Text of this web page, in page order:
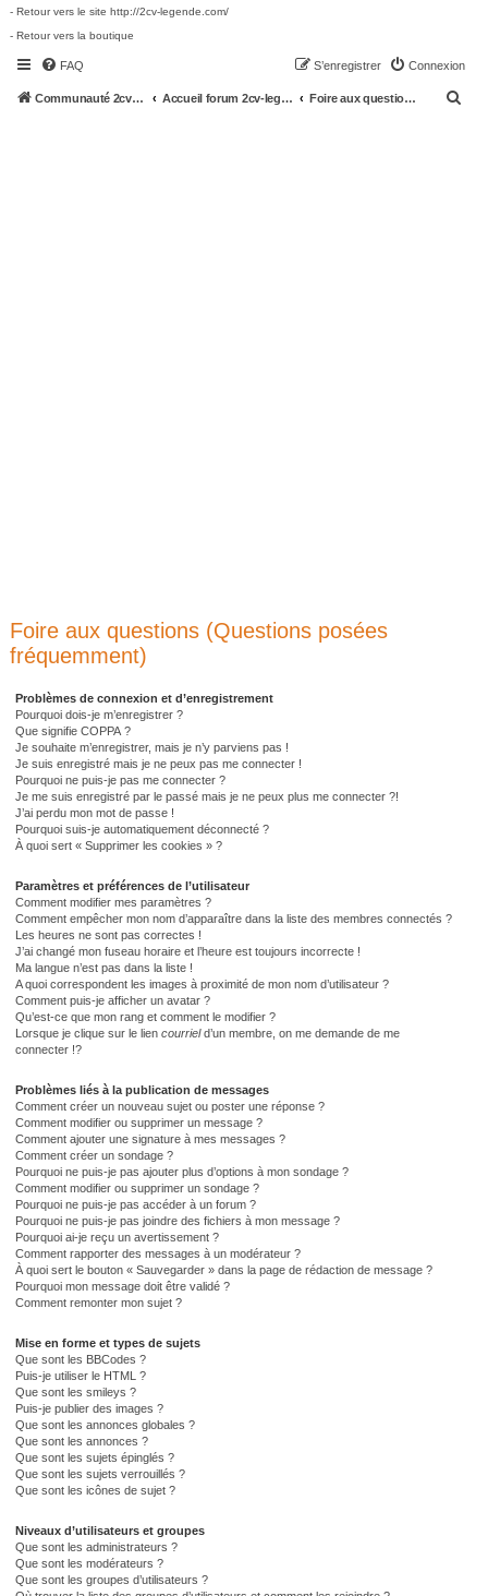
- Retour vers le site http://2cv-legende.com/
- Retour vers la boutique
FAQ Connexion
S’enregistrer
Communauté 2cv-legende.com Accueil forum 2cv-legende.com Foire aux questions (Questions posées fréquemment)
Foire aux questions (Questions posées
fréquemment)
Problèmes de connexion et d’enregistrement
Pourquoi dois-je m’enregistrer ?
Que signifie COPPA ?
Je souhaite m’enregistrer, mais je n’y parviens pas !
Je suis enregistré mais je ne peux pas me connecter !
Pourquoi ne puis-je pas me connecter ?
Je me suis enregistré par le passé mais je ne peux plus me connecter ?!
J’ai perdu mon mot de passe !
Pourquoi suis-je automatiquement déconnecté ?
À quoi sert « Supprimer les cookies » ?
Paramètres et préférences de l’utilisateur
Comment modifier mes paramètres ?
Comment empêcher mon nom d’apparaître dans la liste des membres connectés ?
Les heures ne sont pas correctes !
J’ai changé mon fuseau horaire et l’heure est toujours incorrecte !
Ma langue n’est pas dans la liste !
A quoi correspondent les images à proximité de mon nom d’utilisateur ?
Comment puis-je afficher un avatar ?
Qu’est-ce que mon rang et comment le modifier ?
Lorsque je clique sur le lien courrield’un membre, on me demande de me
connecter !?
Problèmes liés à la publication de messages
Comment créer un nouveau sujet ou poster une réponse ?
Comment modifier ou supprimer un message ?
Comment ajouter une signature à mes messages ?
Comment créer un sondage ?
Pourquoi ne puis-je pas ajouter plus d’options à mon sondage ?
Comment modifier ou supprimer un sondage ?
Pourquoi ne puis-je pas accéder à un forum ?
Pourquoi ne puis-je pas joindre des fichiers à mon message ?
Pourquoi ai-je reçu un avertissement ?
Comment rapporter des messages à un modérateur ?
À quoi sert le bouton « Sauvegarder » dans la page de rédaction de message ?
Pourquoi mon message doit être validé ?
Comment remonter mon sujet ?
Mise en forme et types de sujets
Que sont les BBCodes ?
Puis-je utiliser le HTML ?
Que sont les smileys ?
Puis-je publier des images ?
Que sont les annonces globales ?
Que sont les annonces ?
Que sont les sujets épinglés ?
Que sont les sujets verrouillés ?
Que sont les icônes de sujet ?
Niveaux d’utilisateurs et groupes
Que sont les administrateurs ?
Que sont les modérateurs ?
Que sont les groupes d’utilisateurs ?